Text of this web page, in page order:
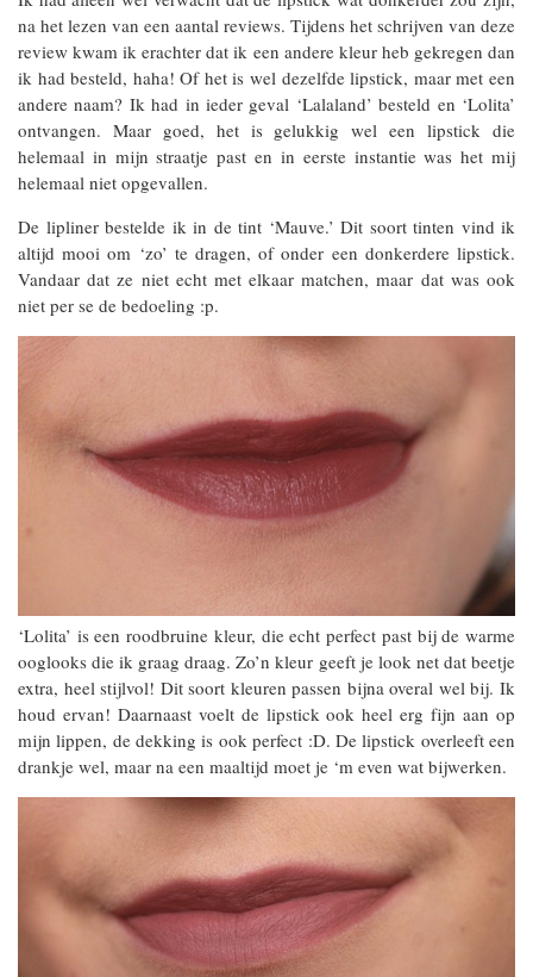
na het lezen van een aantal reviews. Tijdens het schrijven van deze
review kwam ik erachter dat ik een andere kleur heb gekregen dan
ik had besteld, haha! Of het is wel dezelfde lipstick, maar met een
andere naam? Ik had in ieder geval ‘Lalaland’ besteld en ‘Lolita’
ontvangen. Maar goed, het is gelukkig wel een lipstick die
helemaal in mijn straatje past en in eerste instantie was het mij
helemaal niet opgevallen.
De lipliner bestelde ik in de tint ‘Mauve.’ Dit soort tinten vind ik
altijd mooi om ‘zo’ te dragen, of onder een donkerdere lipstick.
Vandaar dat ze niet echt met elkaar matchen, maar dat was ook
niet per se de bedoeling :p.
‘Lolita’ is een roodbruine kleur, die echt perfect past bij de warme
ooglooks die ik graag draag. Zo’n kleur geeft je look net dat beetje
extra, heel stijlvol! Dit soort kleuren passen bijna overal wel bij. Ik
houd ervan! Daarnaast voelt de lipstick ook heel erg fijn aan op
mijn lippen, de dekking is ook perfect :D. De lipstick overleeft een
drankje wel, maar na een maaltijd moet je ‘m even wat bijwerken.